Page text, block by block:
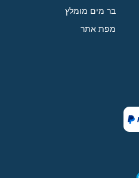
בר מים מומלץ
מפת אתר